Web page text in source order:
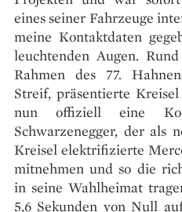
eines seiner Fahrzeuge
meine Kontaktdaten
leuchtenden Augen.
Rahmen des 77.
Streif, präsentierte
nun offiziell eine
Schwarzenegger, der als
Kreisel elektrifizierte
mitnehmen und so die
in seine Wahlheimat
5,6 Sekunden von Null